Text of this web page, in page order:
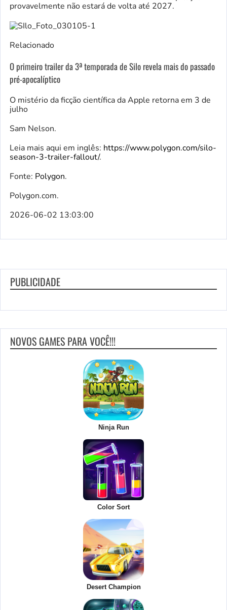
provavelmente não estará de volta até 2027.
Relacionado
O primeiro trailer da 3ª temporada de Silo revela mais do passado
pré-apocalíptico
O mistério da ficção científica da Apple retorna em 3 de
julho
Sam Nelson.
Leia mais aqui em inglês: https://www.polygon.com/silo-
season-3-trailer-fallout/.
Fonte: Polygon.
Polygon.com.
2026-06-02 13:03:00
PUBLICIDADE
NOVOS GAMES PARA VOCÊ!!!
Ninja Run
Color Sort
Desert Champion